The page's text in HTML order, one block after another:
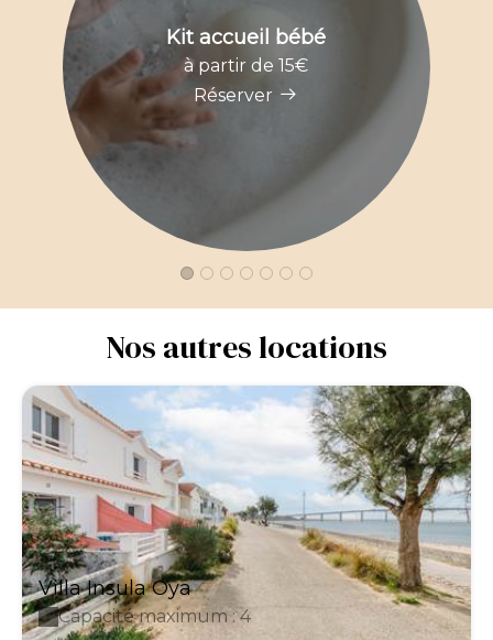
Kit accueil bébé
à partir de 15€
Réserver
Nos autres locations
Villa Insula Oya
Capacité maximum : 4